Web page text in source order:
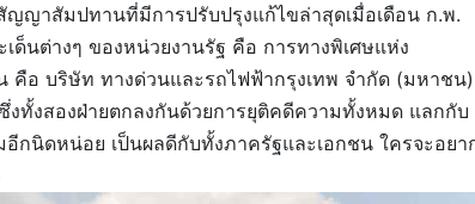
สัญญาสัมปทานที่มีการปรับปรุงแก้ไขล่าสุดเมื่อเดือน ก.พ.
ด็นต่างๆ ของหน่วยงานรัฐ คือ การทางพิเศษแห่ง
คือ บริษัท ทางด่วนและรถไฟฟ้ากรุงเทพ จำกัด (มหาชน)
งทั้งสองฝ่ายตกลงกันด้วยการยุติคดีความทั้งหมด แลกกับ
กนิดหน่อย เป็นผลดีกับทั้งภาครัฐและเอกชน ใครจะอยา